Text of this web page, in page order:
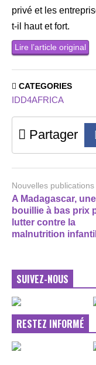
privé et les
t-il haut et fort.
Lire l’article original
CATEGORIES
IDD4AFRICA
Partager
Nouvelles publications
A Madagascar, une
bouillie à bas prix
lutter contre la
malnutrition
SUIVEZ-NOUS
RESTEZ INFORMÉ